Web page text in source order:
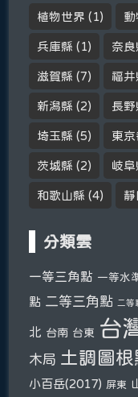
植物世界 (1) 動
兵庫縣 (1) 奈良
滋賀縣 (7) 福井
新潟縣 (2) 長野
埼玉縣 (5) 東京
茨城縣 (2) 岐阜
和歌山縣 (4) 靜
分類雲
一等三角點 一等水
點 二等三角點 二等
北 台南 台東 台
木局 土調圖根
小百岳(2017) 屏東